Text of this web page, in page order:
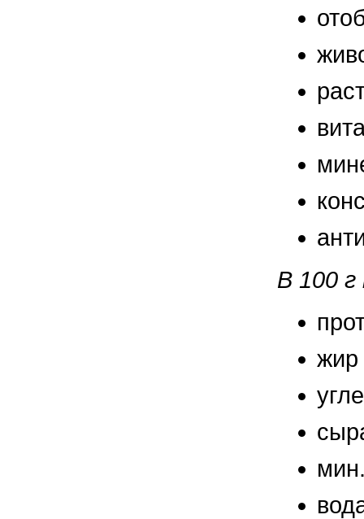
В 100
жир